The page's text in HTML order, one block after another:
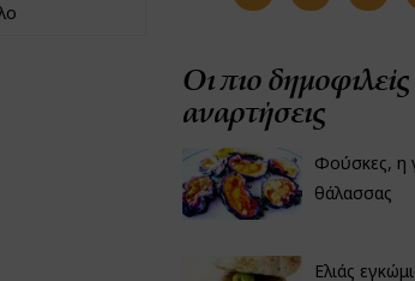
Οι πιο δημοφιλείς
αναρτήσεις
Φούσκες, η
θάλασσας
Ελιάς